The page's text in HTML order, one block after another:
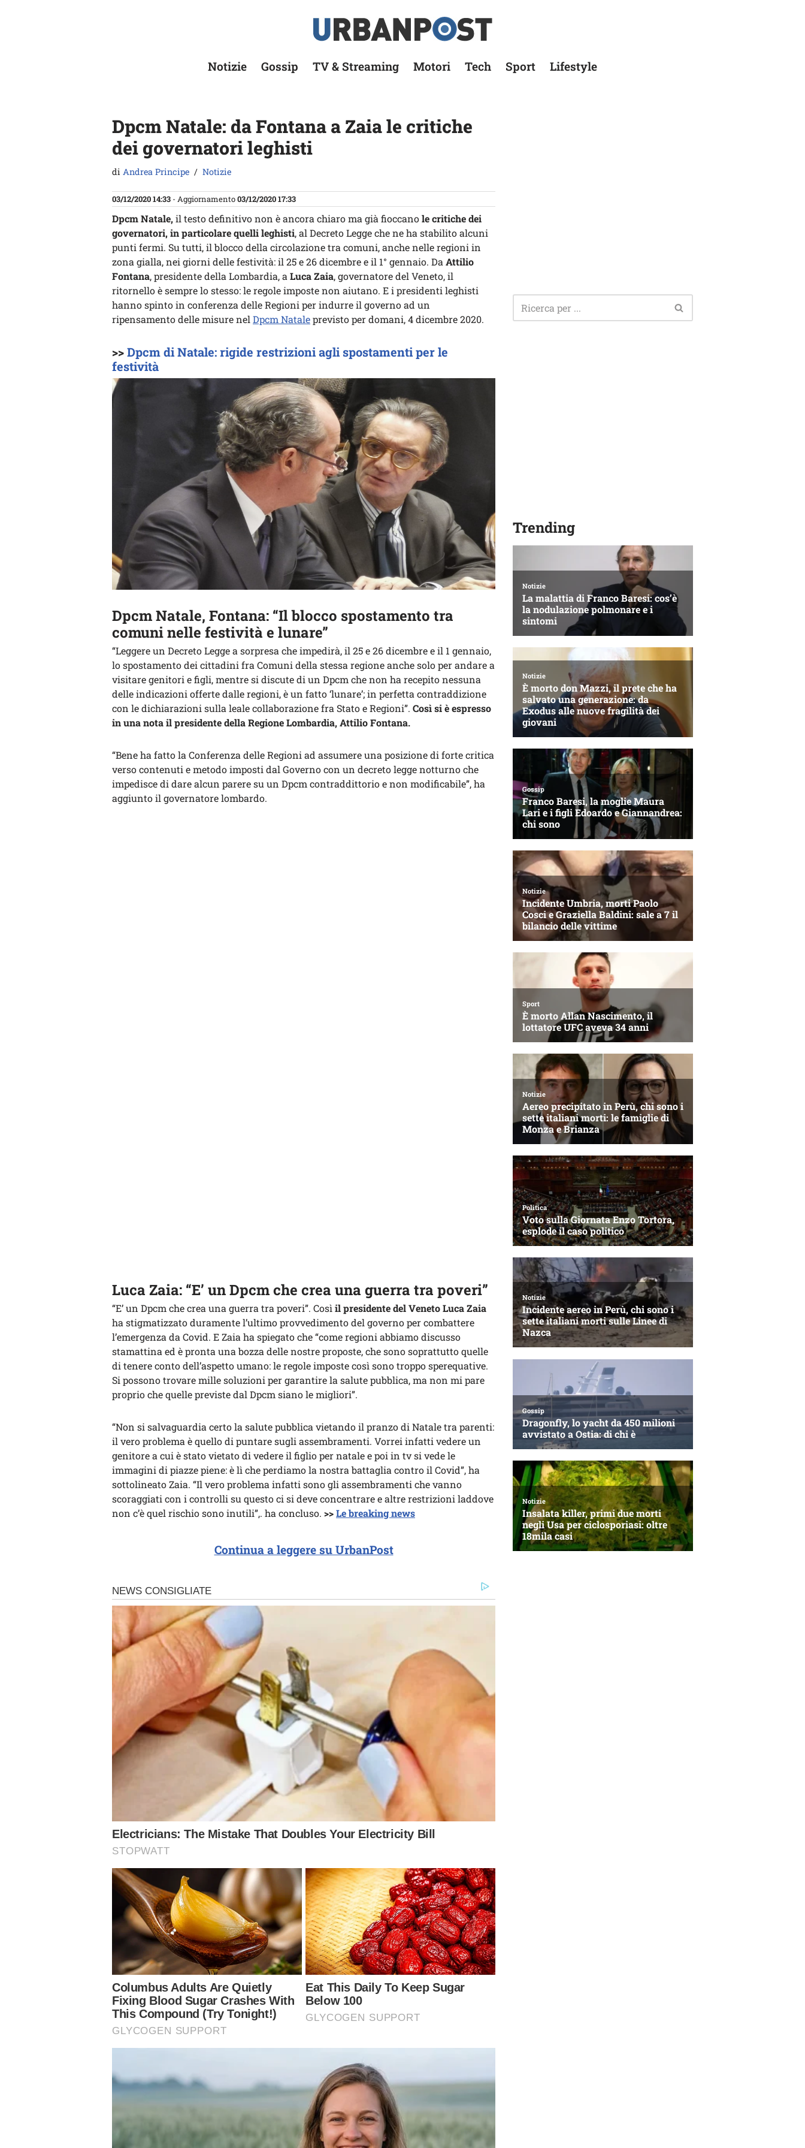
Notizie Gossip TV & Streaming Motori Tech Sport Lifestyle
Dpcm Natale: da Fontana a Zaia le critiche
dei governatori leghisti
di Andrea Principe Notizie
03/12/2020 14:33 - Aggiornamento03/12/2020 17:33
Dpcm Natale,il testo definitivo non è ancora chiaro ma già fioccanole critiche dei
governatori, in particolare quelli leghisti, al Decreto Legge che ne ha stabilito alcuni
punti fermi. Su tutti, il blocco della circolazione tra comuni, anche nelle regioni in
zona gialla, nei giorni delle festività: il 25 e 26 dicembre e il 1° gennaio. Da Attilio
Fontana, presidente della Lombardia, a Luca Zaia, governatore del Veneto, il
ritornello è sempre lo stesso: le regole imposte non aiutano. E i presidenti leghisti
hanno spinto in conferenza delle Regioni per indurre il governo ad un
ripensamento delle misure nel Dpcm Nataleprevisto per domani, 4 dicembre 2020.
>>Dpcm di Natale: rigide restrizioni agli spostamenti per le
festività
Dpcm Natale, Fontana: “Il blocco spostamento tra
comuni nelle festività e lunare”
“Leggere un Decreto Legge a sorpresa che impedirà, il 25 e 26 dicembre e il 1 gennaio,
lo spostamento dei cittadini fra Comuni della stessa regione anche solo per andare a
visitare genitori e figli, mentre si discute di un Dpcm che non ha recepito nessuna
delle indicazioni offerte dalle regioni, è un fatto ‘lunare’; in perfetta contraddizione
con le dichiarazioni sulla leale collaborazione fra Stato e Regioni”. Così si è espresso
in una nota il presidente della Regione Lombardia, Attilio Fontana.
“Bene ha fatto la Conferenza delle Regioni ad assumere una posizione di forte critica
verso contenuti e metodo imposti dal Governo con un decreto legge notturno che
impedisce di dare alcun parere su un Dpcm contraddittorio e non modificabile”, ha
aggiunto il governatore lombardo.
Luca Zaia: “E’ un Dpcm che crea una guerra tra poveri”
“E’ un Dpcm che crea una guerra tra poveri”. Così il presidente del Veneto Luca Zaia
ha stigmatizzato duramente l’ultimo provvedimento del governo per combattere
l’emergenza da Covid. E Zaia ha spiegato che “come regioni abbiamo discusso
stamattina ed è pronta una bozza delle nostre proposte, che sono soprattutto quelle
di tenere conto dell’aspetto umano: le regole imposte così sono troppo sperequative.
Si possono trovare mille soluzioni per garantire la salute pubblica, ma non mi pare
proprio che quelle previste dal Dpcm siano le migliori”.
“Non si salvaguardia certo la salute pubblica vietando il pranzo di Natale tra parenti:
il vero problema è quello di puntare sugli assembramenti. Vorrei infatti vedere un
genitore a cui è stato vietato di vedere il figlio per natale e poi in tv si vede le
immagini di piazze piene: è lì che perdiamo la nostra battaglia contro il Covid”, ha
sottolineato Zaia. “Il vero problema infatti sono gli assembramenti che vanno
scoraggiati con i controlli su questo ci si deve concentrare e altre restrizioni laddove
non c’è quel rischio sono inutili”,. ha concluso. >>Le breaking news
Continua a leggere su UrbanPost
Trending